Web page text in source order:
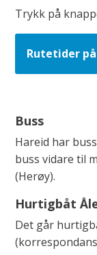
Trykk på
Rutetider
Buss
Hareid har
buss vidare til
(Herøy).
Hurtigbåt
Det går